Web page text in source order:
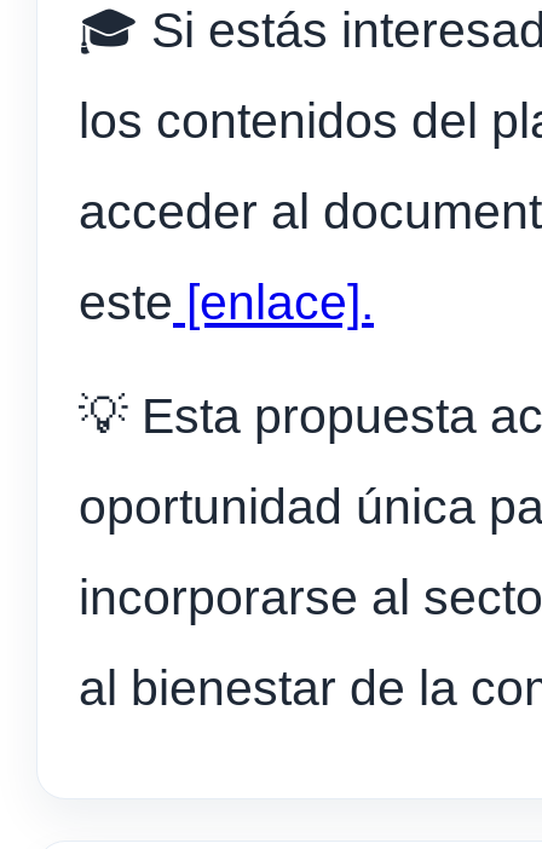
🎓 Si estás
los contenidos del
acceder al
este [enlace].
💡 Esta propuesta
oportunidad única
incorporarse al
al bienestar de la